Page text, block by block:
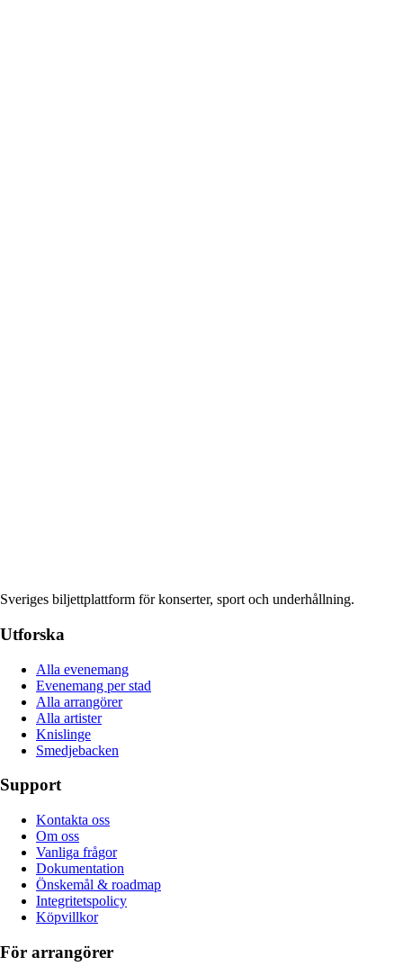
Sveriges biljettplattform för konserter, sport och underhållning.
Utforska
Alla evenemang
Evenemang per stad
Alla arrangörer
Alla artister
Knislinge
Smedjebacken
Support
Kontakta oss
Om oss
Vanliga frågor
Dokumentation
Önskemål & roadmap
Integritetspolicy
Köpvillkor
För arrangörer